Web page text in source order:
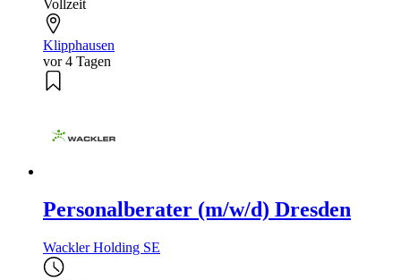
Vollzeit
Klipphausen
vor 4 Tagen
Personalberater (m/w/d) Dresden
Wackler Holding SE